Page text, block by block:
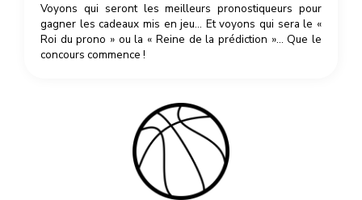
Voyons qui seront les meilleurs pronostiqueurs pour
gagner les cadeaux mis en jeu… Et voyons qui sera le «
Roi du prono » ou la « Reine de la prédiction »… Que le
concours commence !